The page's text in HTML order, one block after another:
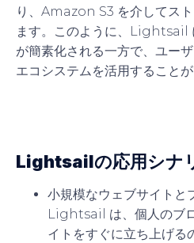
り、Amazon S3 を介してス
ます。このように、Lightsail
が簡素化される一方で、ユー
エコシステムを活用することが
Lightsailの応用シナ
小規模なウェブサイトと
Lightsail は、個人のブ
イトをすぐに立ち上げる